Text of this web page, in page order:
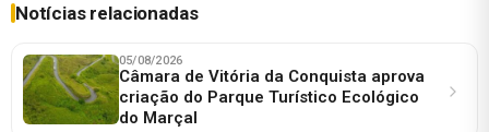
Notícias relacionadas
05/08/2026
Câmara de Vitória da Conquista aprova
criação do Parque Turístico Ecológico
do Marçal